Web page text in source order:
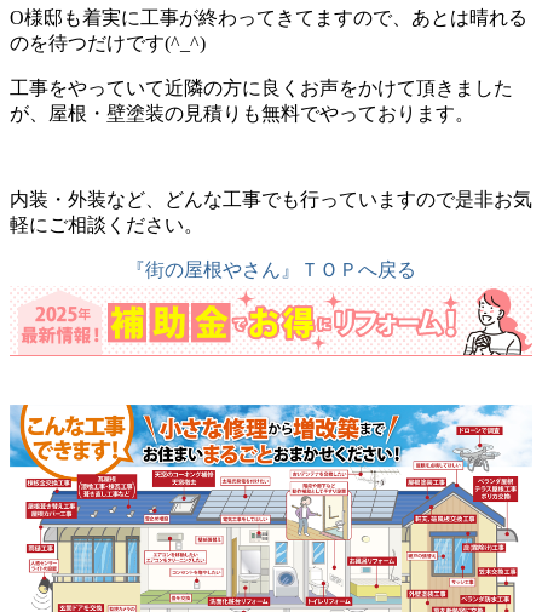
O様邸も着実に工事が終わってきてますので、あとは晴れる
のを待つだけです(^_^)
工事をやっていて近隣の方に良くお声をかけて頂きました
が、屋根・壁塗装の見積りも無料でやっております。
内装・外装など、どんな工事でも行っていますので是非お気
軽にご相談ください。
『街の屋根やさん』ＴＯＰへ戻る